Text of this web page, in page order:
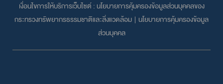
เงื่อนไขการให้บริการเว็บไซต์ : นโยบายการคุ้มครองข้อมูลส่วนบุคคลของ
กระทรวงทรัพยากรธรรมชาติและสิ่งแวดล้อม | นโยบายการคุ้มครองข้อมูล
ส่วนบุคคล